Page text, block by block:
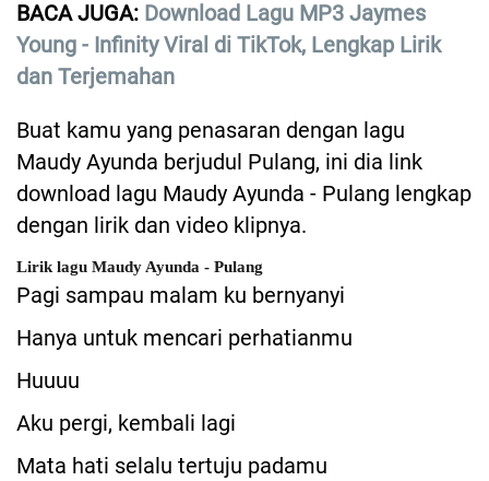
BACA JUGA: Download Lagu MP3 Jaymes
Young - Infinity Viral di TikTok, Lengkap Lirik
dan Terjemahan
Buat kamu yang penasaran dengan lagu
Maudy Ayunda berjudul Pulang, ini dia link
download lagu Maudy Ayunda - Pulang lengkap
dengan lirik dan video klipnya.
Lirik lagu Maudy Ayunda - Pulang
Pagi sampau malam ku bernyanyi
Hanya untuk mencari perhatianmu
Huuuu
Aku pergi, kembali lagi
Mata hati selalu tertuju padamu